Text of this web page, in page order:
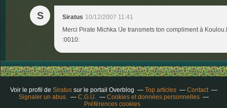
S Siratus 10/12/2007 11:41
Merci Pirate Michka !Je transmets ton compliment à
:0010:
Voir le profil de Siratussur le portail Overblog Top articles
Contact
Signaler un abus
C.G.U.
Cookies et données personnelles
Préférences cookies